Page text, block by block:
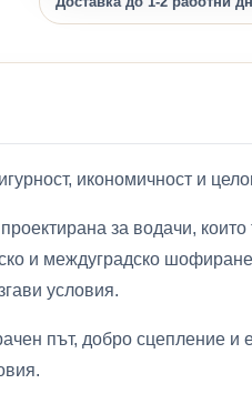
икономичност и
за водачи, които
и междуградско
условия.
път, добро сцепление и